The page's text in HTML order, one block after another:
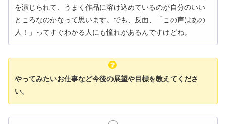
を演じられて、うまく作品に溶け込めているのが自分のいい
ところなのかなって思います。でも、反面、「この声はあの
人！」ってすぐわかる人にも憧れがあるんですけどね。
やってみたいお仕事など今後の展望や目標を教えてくださ
い。